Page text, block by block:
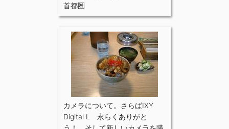
首都圏
カメラについて。さらばIXY
Digital L 永らくありがと